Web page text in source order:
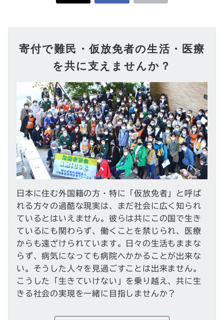
寄付で難民・仮放免者の生活・医療
を共に支えませんか？
日本に住む外国籍の方・特に「仮放免者」と呼ば
れる方々の過酷な現実は、まだ社会に広く知られ
ているとはいえません。彼らは共にこの国で生き
ているにも関わらず、働くことを禁じられ、医療
からも遠ざけられています。日々の生活もままな
らず、病気になっても病院へかかることが出来な
い。そうした人々を見過ごすことは出来ません。
こうした「生きていけない」を乗り越え、共に生
きる社会の実現を一緒に目指しませんか？